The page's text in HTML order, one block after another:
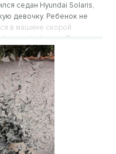
седан Hyundai Solaris,
девочку. Ребенок не
в машине скорой
области. По
и выбросило на